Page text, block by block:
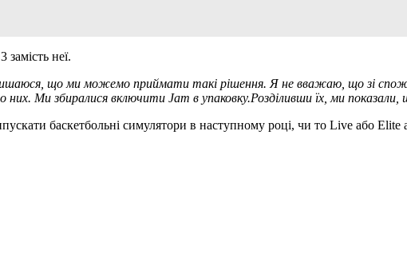
неї.
що ми можемо приймати такі рішення. Я не вважаю, що зі
них. Ми збиралися включити Jam в упаковку.Розділивши їх, ми
баскетбольні симулятори в наступному році, чи то Live або Elite